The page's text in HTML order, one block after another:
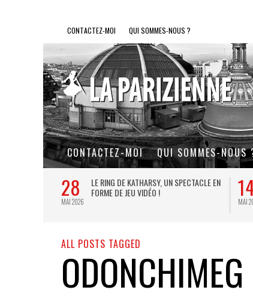
CONTACTEZ-MOI QUI SOMMES-NOUS ?
CONTACTEZ-MOI QUI SOMMES-NOUS
28
MAI 2026
LE RING DE KATHARSY, UN SPECTACLE EN
FORME DE JEU VIDÉO !
MAI
ALL POSTS TAGGED